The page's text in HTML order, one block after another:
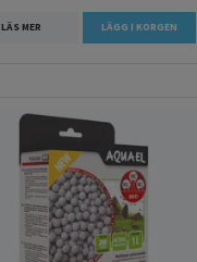
LÄS MER LÄGG I KORGEN